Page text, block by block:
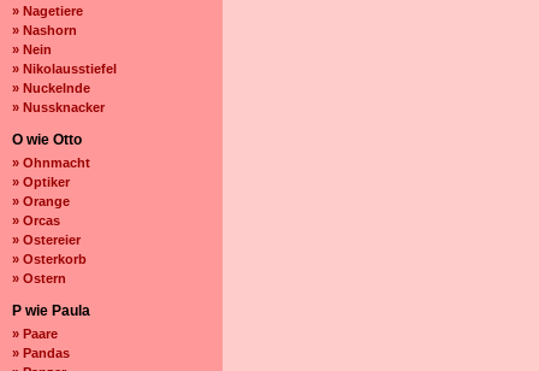
» Nagetiere
» Nashorn
» Nein
» Nikolausstiefel
» Nuckelnde
» Nussknacker
O wie Otto
» Ohnmacht
» Optiker
» Orange
» Orcas
» Ostereier
» Osterkorb
» Ostern
P wie Paula
» Paare
» Pandas